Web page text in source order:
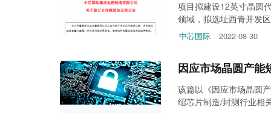
项目拟建设12英寸晶圆
领域，拟选址西青开发
中芯国际 2022-08-30
因应市场晶圆产能
该篇以《因应市场晶圆
绍芯片制造/封测行业相